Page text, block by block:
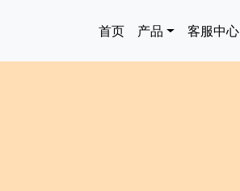
Main navigation
首页 产品 客服中心